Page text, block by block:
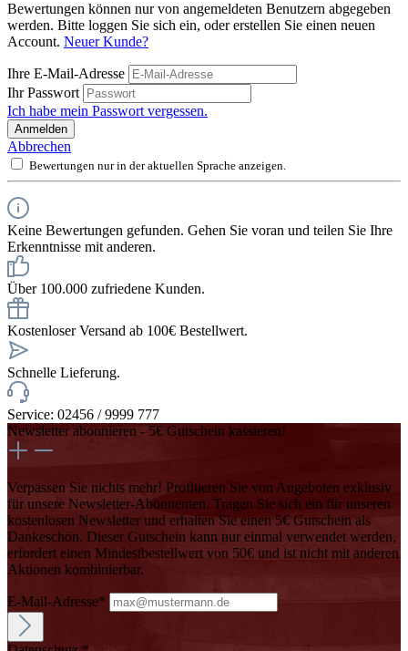
Bewertungen können nur von angemeldeten Benutzern abgegeben
werden. Bitte loggen Sie sich ein, oder erstellen Sie einen neuen
Account. Neuer Kunde?
Ihre E-Mail-Adresse
Ihr Passwort
Ich habe mein Passwort vergessen.
Anmelden
Abbrechen
Bewertungen nur in der aktuellen Sprache anzeigen.
Keine Bewertungen gefunden. Gehen Sie voran und teilen Sie Ihre
Erkenntnisse mit anderen.
Über 100.000 zufriedene Kunden.
Kostenloser Versand ab 100€ Bestellwert.
Schnelle Lieferung.
Service: 02456 / 9999 777
Newsletter abonnieren - 5€ Gutschein kassieren!
Verpassen Sie nichts mehr! Profitieren Sie von Angeboten exklusiv
für unsere Newsletter-Abonnenten. Tragen Sie sich ein für unseren
kostenlosen Newsletter und erhalten Sie einen 5€ Gutschein als
Dankeschön. Dieser Gutschein kann nur einmal verwendet werden,
erfordert einen Mindestbestellwert von 50€ und ist nicht mit anderen
Aktionen kombinierbar.
E-Mail-Adresse*